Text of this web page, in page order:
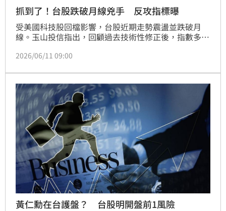
抓到了！台股跌破月線兇手 反攻指標曝
受美國科技股回檔影響，台股近期走勢震盪並跌破月
線。玉山投信指出，回顧過去技術性修正後，指數多能
傳產，屬於健康的良性輪動，且AI價值鏈獲利能見度仍
治與美國聯準會會議等外部變數干擾，短線震盪反而是
逢低佈局良機，建議投資人靜待市場沉澱後，尋找具基
本面優勢的標的。
2026/06/11 09:00
黃仁勳在台護盤？ 台股明開盤前1風險